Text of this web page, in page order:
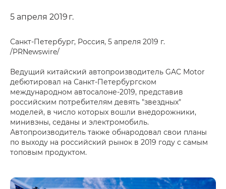
5 апреля 2019 г.
Санкт-Петербург, Россия, 5 апреля 2019 г.
/PRNewswire/
Ведущий китайский автопроизводитель GAC Motor
дебютировал на Санкт-Петербургском
международном автосалоне-2019, представив
российским потребителям девять "звездных"
моделей, в число которых вошли внедорожники,
минивэны, седаны и электромобиль.
Автопроизводитель также обнародовал свои планы
по выходу на российский рынок в 2019 году с самым
топовым продуктом.